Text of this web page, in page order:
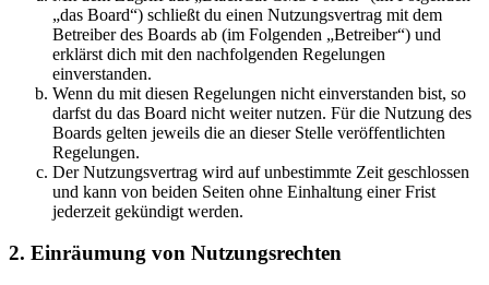
„das Board“) schließt du einen Nutzungsvertrag mit dem
Betreiber des Boards ab (im Folgenden „Betreiber“) und
erklärst dich mit den nachfolgenden Regelungen
einverstanden.
Wenn du mit diesen Regelungen nicht einverstanden bist, so
darfst du das Board nicht weiter nutzen. Für die Nutzung des
Boards gelten jeweils die an dieser Stelle veröffentlichten
Regelungen.
Der Nutzungsvertrag wird auf unbestimmte Zeit geschlossen
und kann von beiden Seiten ohne Einhaltung einer Frist
jederzeit gekündigt werden.
2. Einräumung von Nutzungsrechten